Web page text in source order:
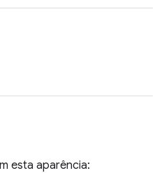
esta aparência: